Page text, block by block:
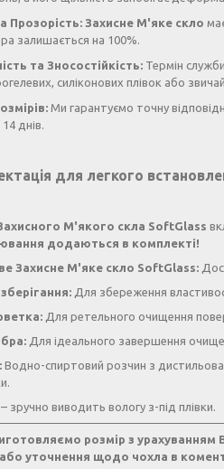
Прозорість: Захисне М'яке скло
залишається на 100%.
та Зносостійкість: Термін
силіконових плівок або
Ми гарантуємо точну
днів.
для легкого
М'якого скла SoftGlass
додаються в комплекті!
Захисне М'яке скло SoftGlass:
Для збереження
Для ретельного очищення
Для ідеального завершення
Водно-спиртовий розчин з
– зручно виводить вологу з-під плівки.
розмір з урахуванням
або уточнення щодо чохла в